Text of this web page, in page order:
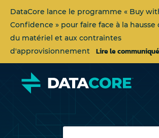
DataCore lance le programme « Buy
Confidence » pour faire face à la hausse
du matériel et aux contraintes
d'approvisionnement
Lire le